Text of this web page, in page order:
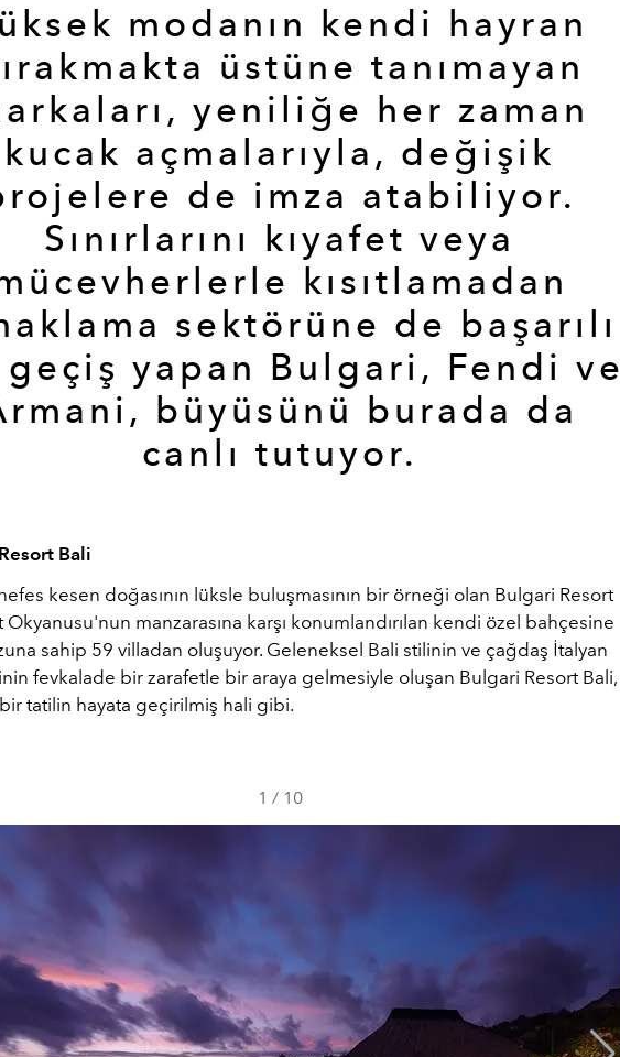
modanın kendi hayran
üstüne tanımayan
yeniliğe her zaman
kucak açmalarıyla, değişik
de imza atabiliyor.
Sınırlarını kıyafet veya
kısıtlamadan
sektörüne de başarılı
yapan Bulgari, Fendi ve
büyüsünü burada da
canlı tutuyor.
Bali
kesen doğasının lüksle buluşmasının bir örneği olan Bulgari Resort
Okyanusu'nun manzarasına karşı konumlandırılan kendi özel bahçesine
sahip 59 villadan oluşuyor. Geleneksel Bali stilinin ve çağdaş İtalyan
fevkalade bir zarafetle bir araya gelmesiyle oluşan Bulgari Resort Bali,
tatilin hayata geçirilmiş hali gibi.
1 / 10